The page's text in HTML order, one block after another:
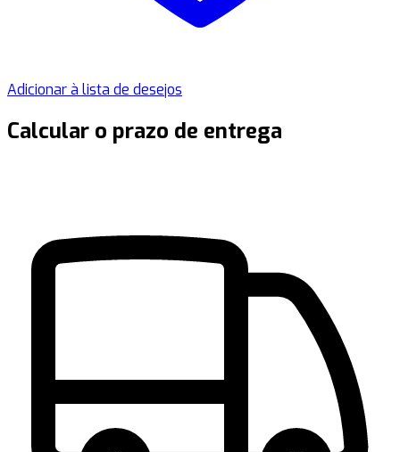
Adicionar à lista de desejos
Calcular o prazo de entrega